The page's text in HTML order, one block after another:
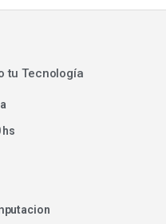
tu Tecnología
hs